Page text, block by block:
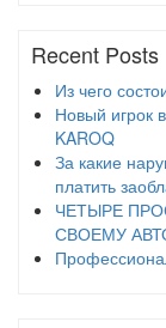
Recent Posts
Из чего
Новый игрок
KAROQ
За какие
платить
ЧЕТЫРЕ
СВОЕМУ